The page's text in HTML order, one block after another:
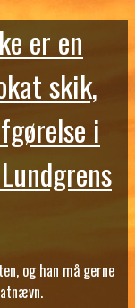
er en
skik,
i
og han må gerne